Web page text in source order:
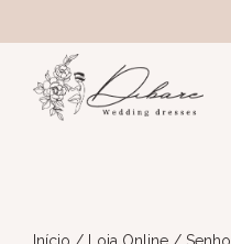
Início / Loja Online /